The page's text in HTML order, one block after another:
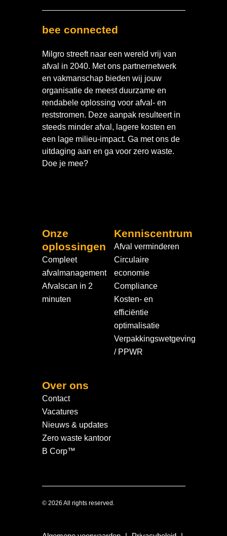
bee connected
Milgro streeft naar een wereld vrij van
afval in 2040. Met ons partnernetwerk
en vakmanschap bieden wij jouw
organisatie de meest duurzame en
rendabele oplossing voor afval- en
reststromen. Deze aanpak resulteert in
steeds minder afval, lagere kosten en
een lage milieu-impact. Ga met ons de
uitdaging aan en ga voor zero waste.
Doe je mee?
Onze
oplossingen
Compleet
afvalmanagement
Afvalscan in 2
minuten
Kenniscentrum
Afval verminderen
Circulaire
economie
Compliance
Kosten- en
efficiëntie
optimalisatie
Verpakkingswetgeving
/ PPWR
Over ons
Contact
Vacatures
Nieuws & updates
Zero waste kantoor
B Corp™
© 2026 All rights reserved.